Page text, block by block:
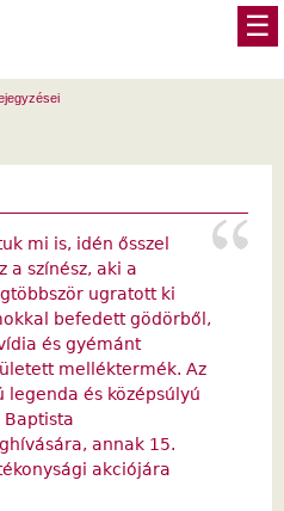
☰
mi is, idén ősszel
a színész, aki a
ugratott ki
befedett gödörből,
és gyémánt
melléktermék. Az
legenda és középsúlyú
annak 15.
akciójára